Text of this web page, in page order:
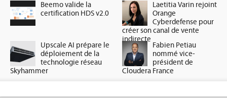
Beemo valide la
certification HDS v2.0
Laetitia Varin rejoint
Orange
Cyberdefense pour
créer son canal de vente
indirecte
Upscale AI prépare le
déploiement de la
technologie réseau
Skyhammer
Fabien Petiau
nommé vice-
président de
Cloudera France